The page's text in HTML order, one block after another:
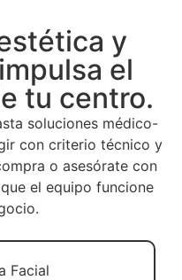
y
el
tu centro.
soluciones médico-
con criterio técnico y
o asesórate con
el equipo funcione
Facial